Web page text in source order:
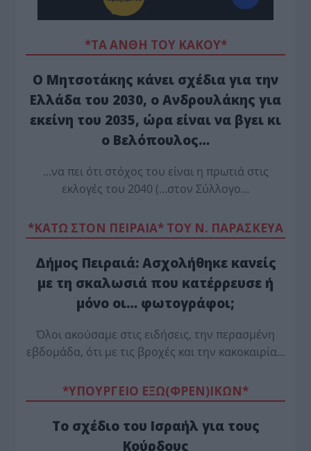
*ΤΑ ΆΝΘΗ ΤΟΥ ΚΑΚΟΎ*
Ο Μητσοτάκης κάνει σχέδια για την
Ελλάδα του 2030, ο Ανδρουλάκης για
εκείνη του 2035, ώρα είναι να βγει κι
ο Βελόπουλος…
…να πει ότι στόχος του είναι η πρωτιά στις
εκλογές του 2040 (…στον Σύλλογο…
*ΚΑΤΩ ΣΤΟΝ ΠΕΙΡΑΙΑ* ΤΟΥ Ν. ΠΑΡΑΣΚΕΥΑ
Δήμος Πειραιά: Ασχολήθηκε κανείς
με τη σκαλωσιά που κατέρρευσε ή
μόνο οι… φωτογράφοι;
Όλοι ακούσαμε στις ειδήσεις, την περασμένη
εβδομάδα, ότι με τις βροχές και την κακοκαιρία…
*ΥΠΟΥΡΓΕΙΟ ΕΞΩ(ΦΡΕΝ)ΙΚΩΝ*
Το σχέδιο του Ισραήλ για τους
Κούρδους